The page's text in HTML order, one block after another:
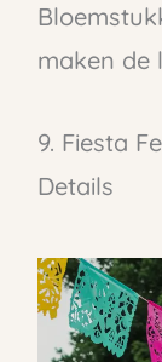
maken de
9. Fiesta
Details